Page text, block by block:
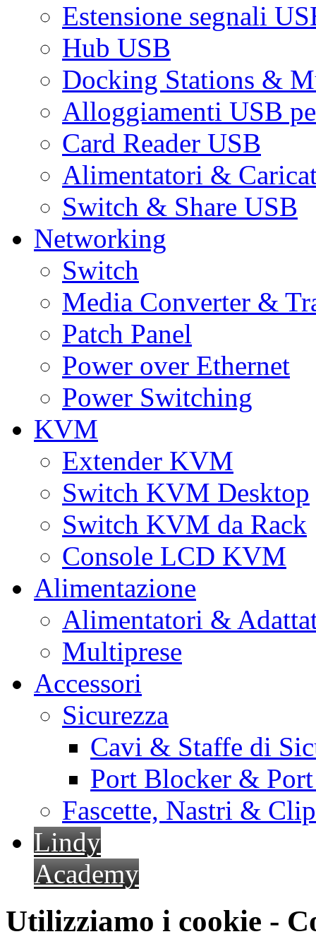
Estensione segnali
Hub USB
Docking Stations &
Alloggiamenti USB
Card Reader USB
Alimentatori &
Switch & Share USB
Networking
Switch
Media Converter &
Patch Panel
Power over Ethernet
Power Switching
KVM
Extender KVM
Switch KVM Desktop
Switch KVM da Rack
Console LCD KVM
Alimentazione
Alimentatori &
Multiprese
Accessori
Sicurezza
Cavi & Staffe di
Port Blocker &
Fascette, Nastri &
Lindy
Academy
Utilizziamo i cookie -